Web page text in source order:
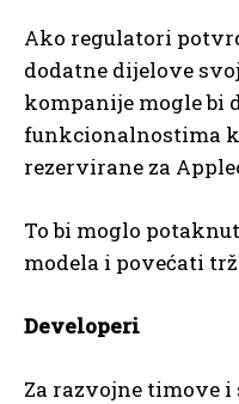
Ako regulatori
dodatne dijelove
kompanije mogle bi
funkcionalnostima
rezervirane za
To bi moglo
modela i povećati
Developeri
Za razvojne timove